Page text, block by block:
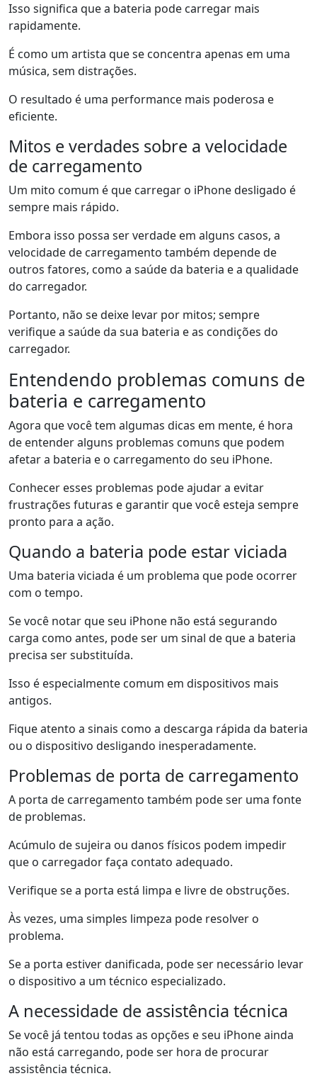
Isso significa que a bateria pode carregar mais
rapidamente.
É como um artista que se concentra apenas em uma
música, sem distrações.
O resultado é uma performance mais poderosa e
eficiente.
Mitos e verdades sobre a velocidade
de carregamento
Um mito comum é que carregar o iPhone desligado é
sempre mais rápido.
Embora isso possa ser verdade em alguns casos, a
velocidade de carregamento também depende de
outros fatores, como a saúde da bateria e a qualidade
do carregador.
Portanto, não se deixe levar por mitos; sempre
verifique a saúde da sua bateria e as condições do
carregador.
Entendendo problemas comuns de
bateria e carregamento
Agora que você tem algumas dicas em mente, é hora
de entender alguns problemas comuns que podem
afetar a bateria e o carregamento do seu iPhone.
Conhecer esses problemas pode ajudar a evitar
frustrações futuras e garantir que você esteja sempre
pronto para a ação.
Quando a bateria pode estar viciada
Uma bateria viciada é um problema que pode ocorrer
com o tempo.
Se você notar que seu iPhone não está segurando
carga como antes, pode ser um sinal de que a bateria
precisa ser substituída.
Isso é especialmente comum em dispositivos mais
antigos.
Fique atento a sinais como a descarga rápida da bateria
ou o dispositivo desligando inesperadamente.
Problemas de porta de carregamento
A porta de carregamento também pode ser uma fonte
de problemas.
Acúmulo de sujeira ou danos físicos podem impedir
que o carregador faça contato adequado.
Verifique se a porta está limpa e livre de obstruções.
Às vezes, uma simples limpeza pode resolver o
problema.
Se a porta estiver danificada, pode ser necessário levar
o dispositivo a um técnico especializado.
A necessidade de assistência técnica
Se você já tentou todas as opções e seu iPhone ainda
não está carregando, pode ser hora de procurar
assistência técnica.